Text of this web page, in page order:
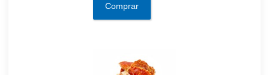
Comprar